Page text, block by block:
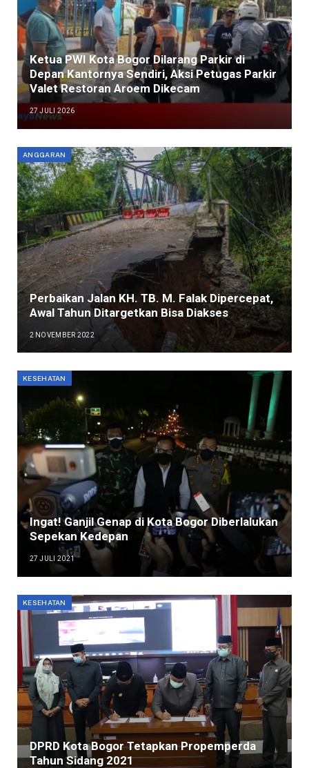
Ketua PWI Kota Bogor Dilarang Parkir di
Depan Kantornya Sendiri, Aksi Petugas Parkir
Valet Restoran Aroem Dikecam
27 JULI 2026
ANGGARAN
Perbaikan Jalan KH. TB. M. Falak Dipercepat,
Awal Tahun Ditargetkan Bisa Diakses
2 NOVEMBER 2022
KESEHATAN
Ingat! Ganjil Genap di Kota Bogor Diberlalukan
Sepekan Kedepan
27 JULI 2021
KESEHATAN
DPRD Kota Bogor Tetapkan Propemperda
Tahun Sidang 2021